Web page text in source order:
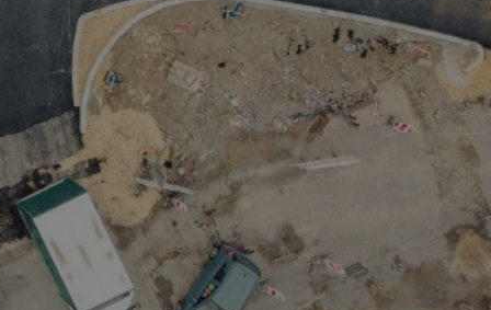
użytkownika i
sesji.